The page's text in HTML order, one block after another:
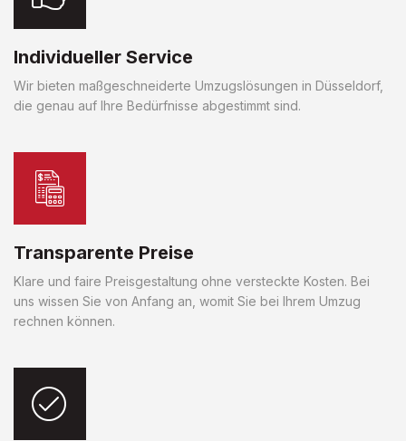
Individueller Service
Wir bieten maßgeschneiderte Umzugslösungen in Düsseldorf,
die genau auf Ihre Bedürfnisse abgestimmt sind.
Transparente Preise
Klare und faire Preisgestaltung ohne versteckte Kosten. Bei
uns wissen Sie von Anfang an, womit Sie bei Ihrem Umzug
rechnen können.